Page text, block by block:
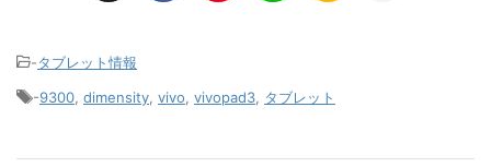
-タブレット情報
-9300 dimensity vivo vivopad3 タブレット